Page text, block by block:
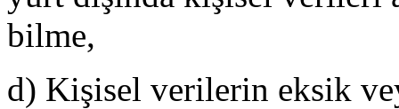
bilme,
d) Kişisel verilerin eksik